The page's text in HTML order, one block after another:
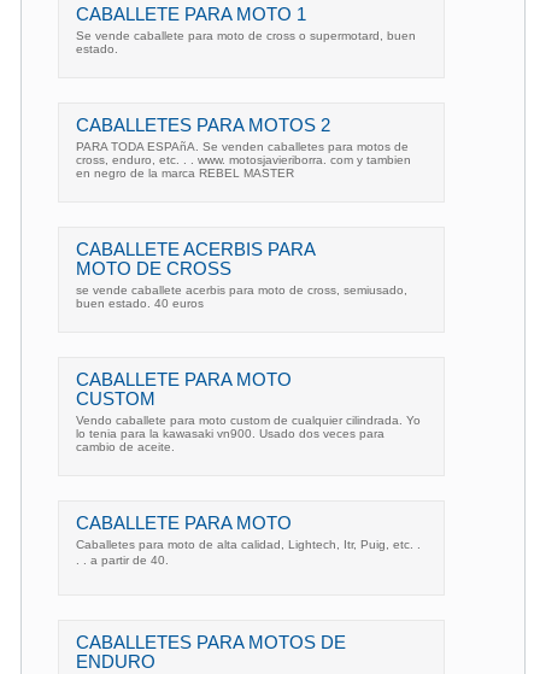
CABALLETE PARA MOTO 1
Se vende caballete para moto de cross o supermotard, buen
estado.
CABALLETES PARA MOTOS 2
PARA TODA ESPAñA. Se venden caballetes para motos de
cross, enduro, etc. . . www. motosjavieriborra. com y tambien
en negro de la marca REBEL MASTER
CABALLETE ACERBIS PARA
MOTO DE CROSS
se vende caballete acerbis para moto de cross, semiusado,
buen estado. 40 euros
CABALLETE PARA MOTO
CUSTOM
Vendo caballete para moto custom de cualquier cilindrada. Yo
lo tenia para la kawasaki vn900. Usado dos veces para
cambio de aceite.
CABALLETE PARA MOTO
Caballetes para moto de alta calidad, Lightech, Itr, Puig, etc. .
. . a partir de 40.
CABALLETES PARA MOTOS DE
ENDURO